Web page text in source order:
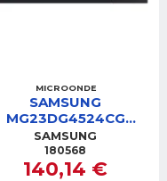
MICROONDE
SAMSUNG
MG23DG4524CG
FORNO MICROONDE
23LT NERO GRILL
DISPLAY LED
SAMSUNG
180568
140,14 €